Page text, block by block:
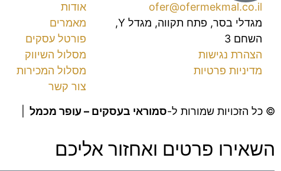
ofer@ofermekmal.co.il
מגדלי בסר, פתח תקווה, מגדל Y,
השחם 3
הצהרת נגישות
מדיניות פרטיות
אודות
מאמרים
פורטל עסקים
מסלול השיווק
מסלול המכירות
צור קשר
© כל הזכויות שמורות ל-סמוראי בעסקים – עופר מכמל
השאירו פרטים ואחזור אליכם